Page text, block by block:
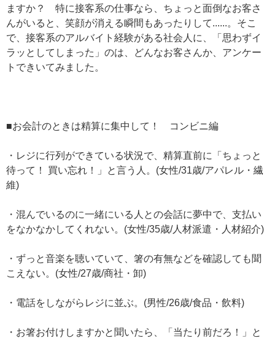
ますか？ 特に接客系の仕事なら、ちょっと面倒なお客さ
んがいると、笑顔が消える瞬間もあったりして......。そこ
で、接客系のアルバイト経験がある社会人に、「思わずイ
ラッとしてしまった」のは、どんなお客さんか、アンケー
トできいてみました。
■お会計のときは精算に集中して！ コンビニ編
・レジに行列ができている状況で、精算直前に「ちょっと
待って！ 買い忘れ！」と言う人。(女性/31歳/アパレル・繊
維)
・混んでいるのに一緒にいる人との会話に夢中で、支払い
をなかなかしてくれない。(女性/35歳/人材派遣・人材紹介)
・ずっと音楽を聴いていて、箸の有無などを確認しても聞
こえない。(女性/27歳/商社・卸)
・電話をしながらレジに並ぶ。(男性/26歳/食品・飲料)
・お箸お付けしますかと聞いたら、「当たり前だろ！」と